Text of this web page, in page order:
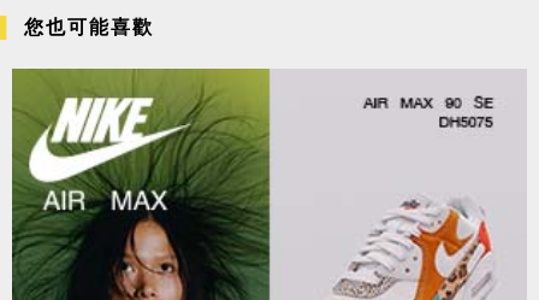
您也可能喜歡